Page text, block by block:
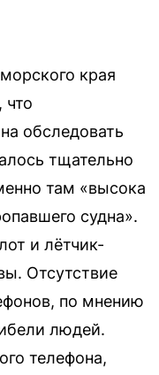
края
что
обследовать
тщательно
там «высока
судна».
и лётчик-
Отсутствие
по мнению
людей.
телефона,